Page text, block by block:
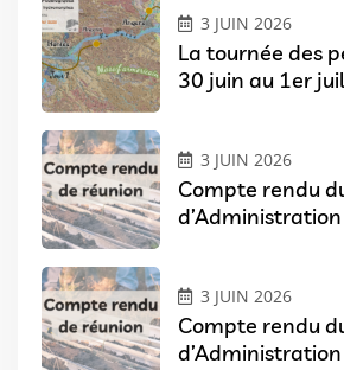
3 JUIN 2026
La tournée des
30 juin au 1er
3 JUIN 2026
Compte rendu
3 JUIN 2026
Compte rendu